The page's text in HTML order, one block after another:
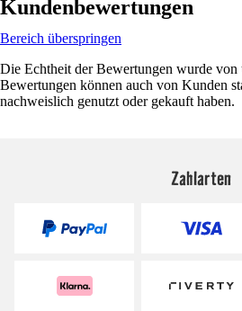
Kundenbewertungen
Bereich überspringen
Die Echtheit der Bewertungen wurde von
Bewertungen können auch von Kunden
nachweislich genutzt oder gekauft haben.
Zahlarten